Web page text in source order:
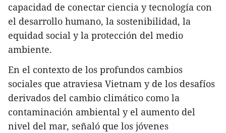
capacidad de conectar ciencia y tecnología con
el desarrollo humano, la sostenibilidad, la
equidad social y la protección del medio
ambiente.
En el contexto de los profundos cambios
sociales que atraviesa Vietnam y de los desafíos
derivados del cambio climático como la
contaminación ambiental y el aumento del
nivel del mar, señaló que los jóvenes